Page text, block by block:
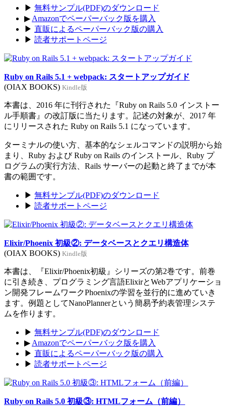
▶ 無料サンプル(PDF)のダウンロード
▶ Amazonでペーパーバック版を購入
▶ 直販によるペーパーバック版の購入
▶ 読者サポートページ
Ruby on Rails 5.1 + webpack: スタートアップガイド
(OIAX BOOKS) Kindle版
本書は、2016 年に刊行された『Ruby on Rails 5.0 インストー
ル手順書』の改訂版に当たります。記述の対象が、2017 年
にリリースされた Ruby on Rails 5.1 になっています。
ターミナルの使い方、基本的なシェルコマンドの説明から始
まり、Ruby および Ruby on Rails のインストール、Ruby プ
ログラムの実行方法、Rails サーバーの起動と終了までが本
書の範囲です。
▶ 無料サンプル(PDF)のダウンロード
▶ 読者サポートページ
Elixir/Phoenix 初級②: データベースとクエリ構造体
(OIAX BOOKS) Kindle版
本書は、『Elixir/Phoenix初級』シリーズの第2巻です。前巻
に引き続き、プログラミング言語ElixirとWebアプリケーショ
ン開発フレームワークPhoenixの学習を並行的に進めていき
ます。例題としてNanoPlannerという簡易予約表管理システ
ムを作ります。
▶ 無料サンプル(PDF)のダウンロード
▶ Amazonでペーパーバック版を購入
▶ 直販によるペーパーバック版の購入
▶ 読者サポートページ
Ruby on Rails 5.0 初級③: HTMLフォーム（前編）